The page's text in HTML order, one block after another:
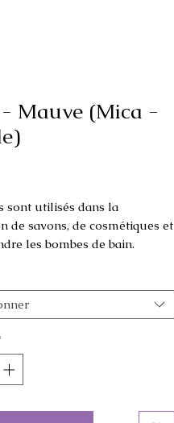
Mauve (Mica -
sont utilisés dans la
de savons, de cosmétiques et
les bombes de bain.
pour les cosmétiques; les
le bain, les lèvres et les
externe seulement. Tenir
des enfants et des